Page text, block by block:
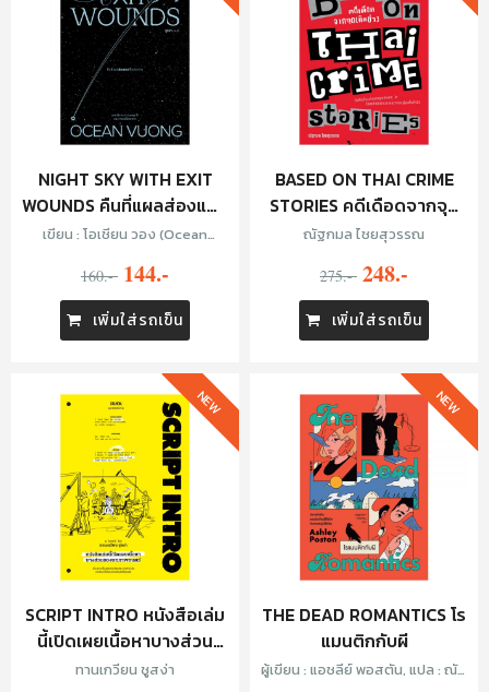
NIGHT SKY WITH EXIT
WOUNDS คืนที่แผลส่องแสง
เป็นประกาย
เขียน : โอเชียน วอง (Ocean
160.- 144.-
เพิ่มใส่รถเข็น
BASED ON THAI CRIME
STORIES คดีเดือดจากจุด
เกิดข่าว
ณัฐกมล ไชยสุวรรณ
275.- 248.-
เพิ่มใส่รถเข็น
SCRIPT INTRO หนังสือเล่ม
นี้เปิดเผยเนื้อหาบางส่วน
ของบทภาพยนตร์
ทานเกวียน ชูสง่า
NEW
THE DEAD ROMANTICS โร
แมนติกกับผี
ผู้เขียน : แอชลีย์ พอสตัน, แปล : ณัฐ
NEW